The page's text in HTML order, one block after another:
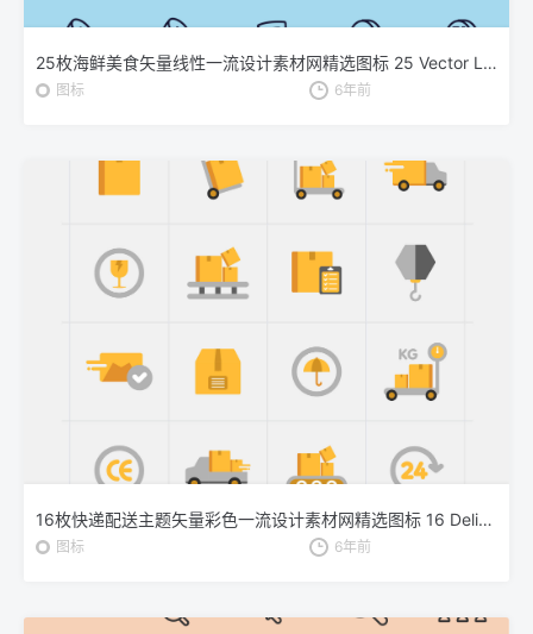
25枚海鲜美食矢量线性一流设计素材网精选图标 25 Vector Line Seafood Icons
图标 6年前
16枚快递配送主题矢量彩色一流设计素材网精选图标 16 Delivery Vector Icons
图标 6年前